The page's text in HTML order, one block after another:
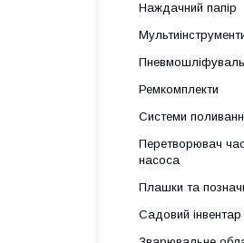
Наждачний папір
Ремкомплекти
Системи
Перетворювач
насоса
Плашки та
Садовий інвентар